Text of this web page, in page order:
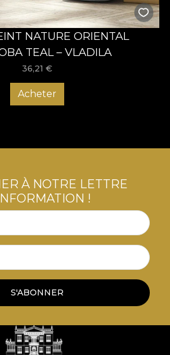
NATURE ORIENTAL
TEAL – VLADILA
36,21 €
Acheter
À NOTRE LETTRE
!
S'ABONNER